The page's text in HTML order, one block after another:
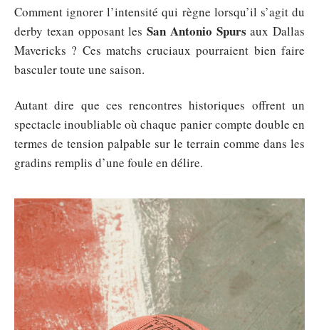
Comment ignorer l’intensité qui règne lorsqu’il s’agit du
derby texan opposant les San Antonio Spurs aux Dallas
Mavericks ? Ces matchs cruciaux pourraient bien faire
basculer toute une saison.
Autant dire que ces rencontres historiques offrent un
spectacle inoubliable où chaque panier compte double en
termes de tension palpable sur le terrain comme dans les
gradins remplis d’une foule en délire.